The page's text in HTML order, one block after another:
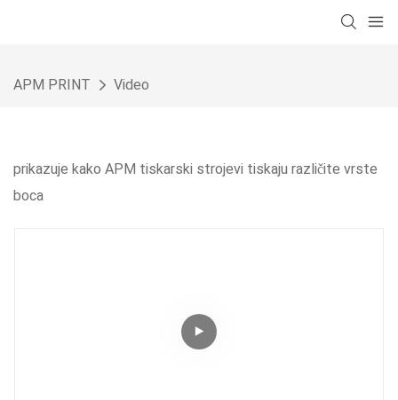
APM PRINT Video
prikazuje kako APM tiskarski strojevi tiskaju različite vrste
boca